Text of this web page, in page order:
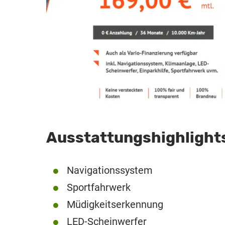
Navigationssystem
Sportfahrwerk
Müdigkeitserkennung
LED-Scheinwerfer